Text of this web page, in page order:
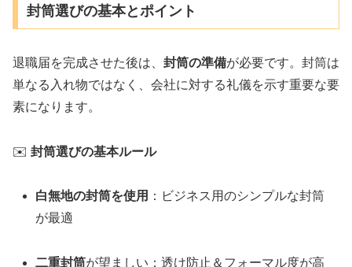
封筒選びの基本とポイント
退職届を完成させた後は、 封筒の準備が必要です。封筒は
単なる入れ物ではなく、会社に対する礼儀を示す重要な要
素になります。
✉️ 封筒選びの基本ルール
白無地の封筒を使用 ：ビジネス用のシンプルな封筒
が最適
二重封筒が望ましい：透け防止＆フォーマル度が高